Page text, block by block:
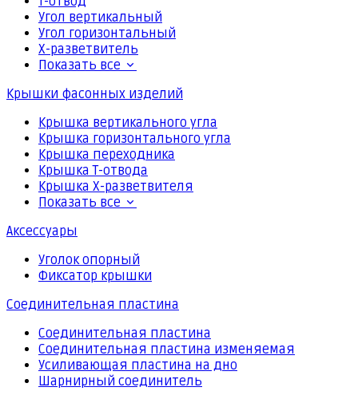
Угол вертикальный
Угол горизонтальный
Х-разветвитель
Показать все
Крышки фасонных изделий
Крышка вертикального угла
Крышка горизонтального угла
Крышка переходника
Крышка Т-отвода
Крышка Х-разветвителя
Показать все
Аксессуары
Уголок опорный
Фиксатор крышки
Соединительная пластина
Соединительная пластина
Соединительная пластина изменяемая
Усиливающая пластина на дно
Шарнирный соединитель